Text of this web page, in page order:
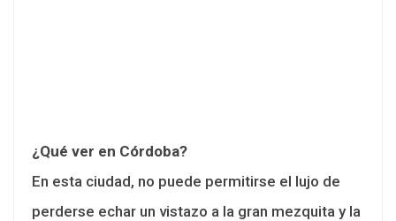
¿Qué ver en Córdoba?
En esta ciudad, no puede permitirse el lujo de
perderse echar un vistazo a la gran mezquita y la